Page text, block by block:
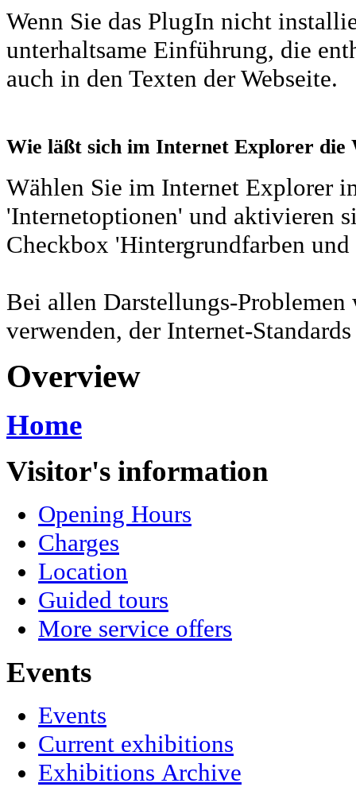
Wenn Sie das PlugIn nicht
unterhaltsame Einführung, die
auch in den Texten der Webseite.
Wie läßt sich im Internet Explorer die
Wählen Sie im Internet Explorer
'Internetoptionen' und aktivieren
Checkbox 'Hintergrundfarben
Bei allen Darstellungs-
verwenden, der Internet-
Overview
Home
Visitor's information
Opening Hours
Charges
Location
Guided tours
More service offers
Events
Events
Current exhibitions
Exhibitions Archive